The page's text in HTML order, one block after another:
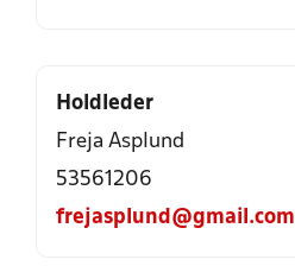
Holdleder
Freja Asplund
53561206
frejasplund@gmail.com